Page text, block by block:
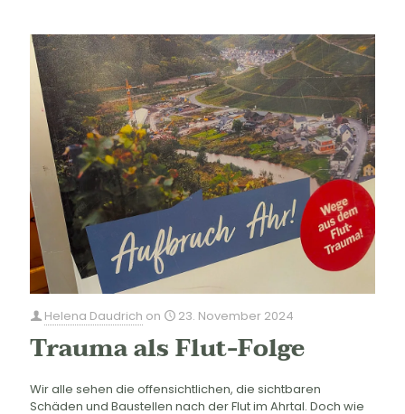
Helena Daudrich on 23. November 2024
Trauma als Flut-Folge
Wir alle sehen die offensichtlichen, die sichtbaren
Schäden und Baustellen nach der Flut im Ahrtal. Doch wie